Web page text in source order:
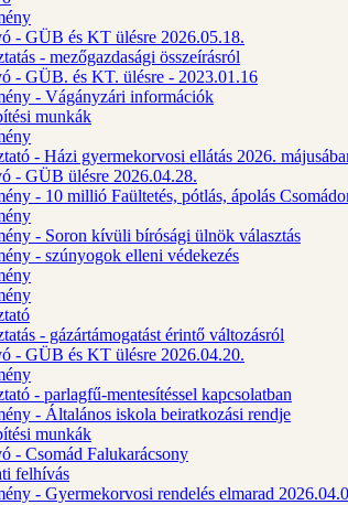
- GÜB és KT ülésre 2026.05.18.
- mezőgazdasági összeírásról
- GÜB. és KT. ülésre - 2023.01.16
- Vágányzári információk
munkák
- Házi gyermekorvosi ellátás 2026.
- GÜB ülésre 2026.04.28.
- 10 millió Faültetés, pótlás, ápolás
- Soron kívüli bírósági ülnök választás
- szúnyogok elleni védekezés
- gázártámogatást érintő változásról
- GÜB és KT ülésre 2026.04.20.
- parlagfű-mentesítéssel kapcsolatban
- Általános iskola beiratkozási rendje
munkák
- Csomád Falukarácsony
felhívás
- Gyermekorvosi rendelés elmarad